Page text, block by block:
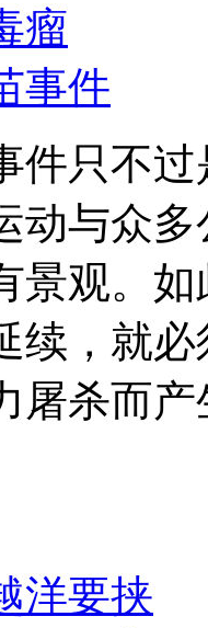
瘤
事件
件只不
动与众
景观。
续，就
屠杀而
洋要挟